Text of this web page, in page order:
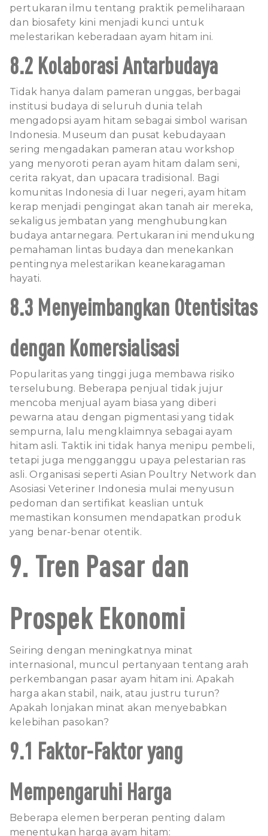
pertukaran ilmu tentang praktik pemeliharaan
dan biosafety kini menjadi kunci untuk
melestarikan keberadaan ayam hitam ini.
8.2 Kolaborasi Antarbudaya
Tidak hanya dalam pameran unggas, berbagai
institusi budaya di seluruh dunia telah
mengadopsi ayam hitam sebagai simbol warisan
Indonesia. Museum dan pusat kebudayaan
sering mengadakan pameran atau workshop
yang menyoroti peran ayam hitam dalam seni,
cerita rakyat, dan upacara tradisional. Bagi
komunitas Indonesia di luar negeri, ayam hitam
kerap menjadi pengingat akan tanah air mereka,
sekaligus jembatan yang menghubungkan
budaya antarnegara. Pertukaran ini mendukung
pemahaman lintas budaya dan menekankan
pentingnya melestarikan keanekaragaman
hayati.
8.3 Menyeimbangkan Otentisitas
dengan Komersialisasi
Popularitas yang tinggi juga membawa risiko
terselubung. Beberapa penjual tidak jujur
mencoba menjual ayam biasa yang diberi
pewarna atau dengan pigmentasi yang tidak
sempurna, lalu mengklaimnya sebagai ayam
hitam asli. Taktik ini tidak hanya menipu pembeli,
tetapi juga mengganggu upaya pelestarian ras
asli. Organisasi seperti Asian Poultry Network dan
Asosiasi Veteriner Indonesia mulai menyusun
pedoman dan sertifikat keaslian untuk
memastikan konsumen mendapatkan produk
yang benar-benar otentik.
9. Tren Pasar dan
Prospek Ekonomi
Seiring dengan meningkatnya minat
internasional, muncul pertanyaan tentang arah
perkembangan pasar ayam hitam ini. Apakah
harga akan stabil, naik, atau justru turun?
Apakah lonjakan minat akan menyebabkan
kelebihan pasokan?
9.1 Faktor-Faktor yang
Mempengaruhi Harga
Beberapa elemen berperan penting dalam
menentukan harga ayam hitam: